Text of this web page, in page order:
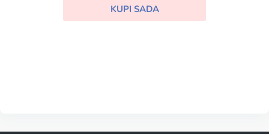
KUPI SADA